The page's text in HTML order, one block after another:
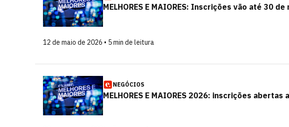
MELHORES E MAIORES: Inscrições vão até 30
12 de maio de 2026 • 5 min de leitura
NEGÓCIOS
MELHORES E MAIORES 2026: inscrições